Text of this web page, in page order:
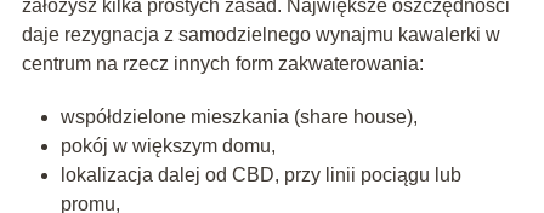
założysz kilka prostych zasad. Największe oszczędności
daje rezygnacja z samodzielnego wynajmu kawalerki w
centrum na rzecz innych form zakwaterowania:
współdzielone mieszkania (share house),
pokój w większym domu,
lokalizacja dalej od CBD, przy linii pociągu lub
promu,